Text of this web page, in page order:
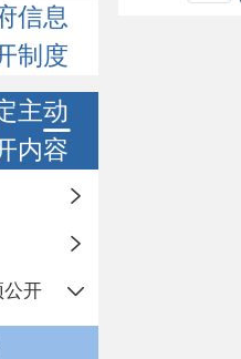
信息
制度
主动
内容
公开